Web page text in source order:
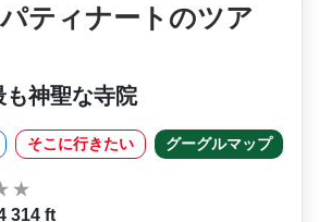
ティナートのツア
も神聖な寺院
そこに行きたい グーグルマップ
314 ft